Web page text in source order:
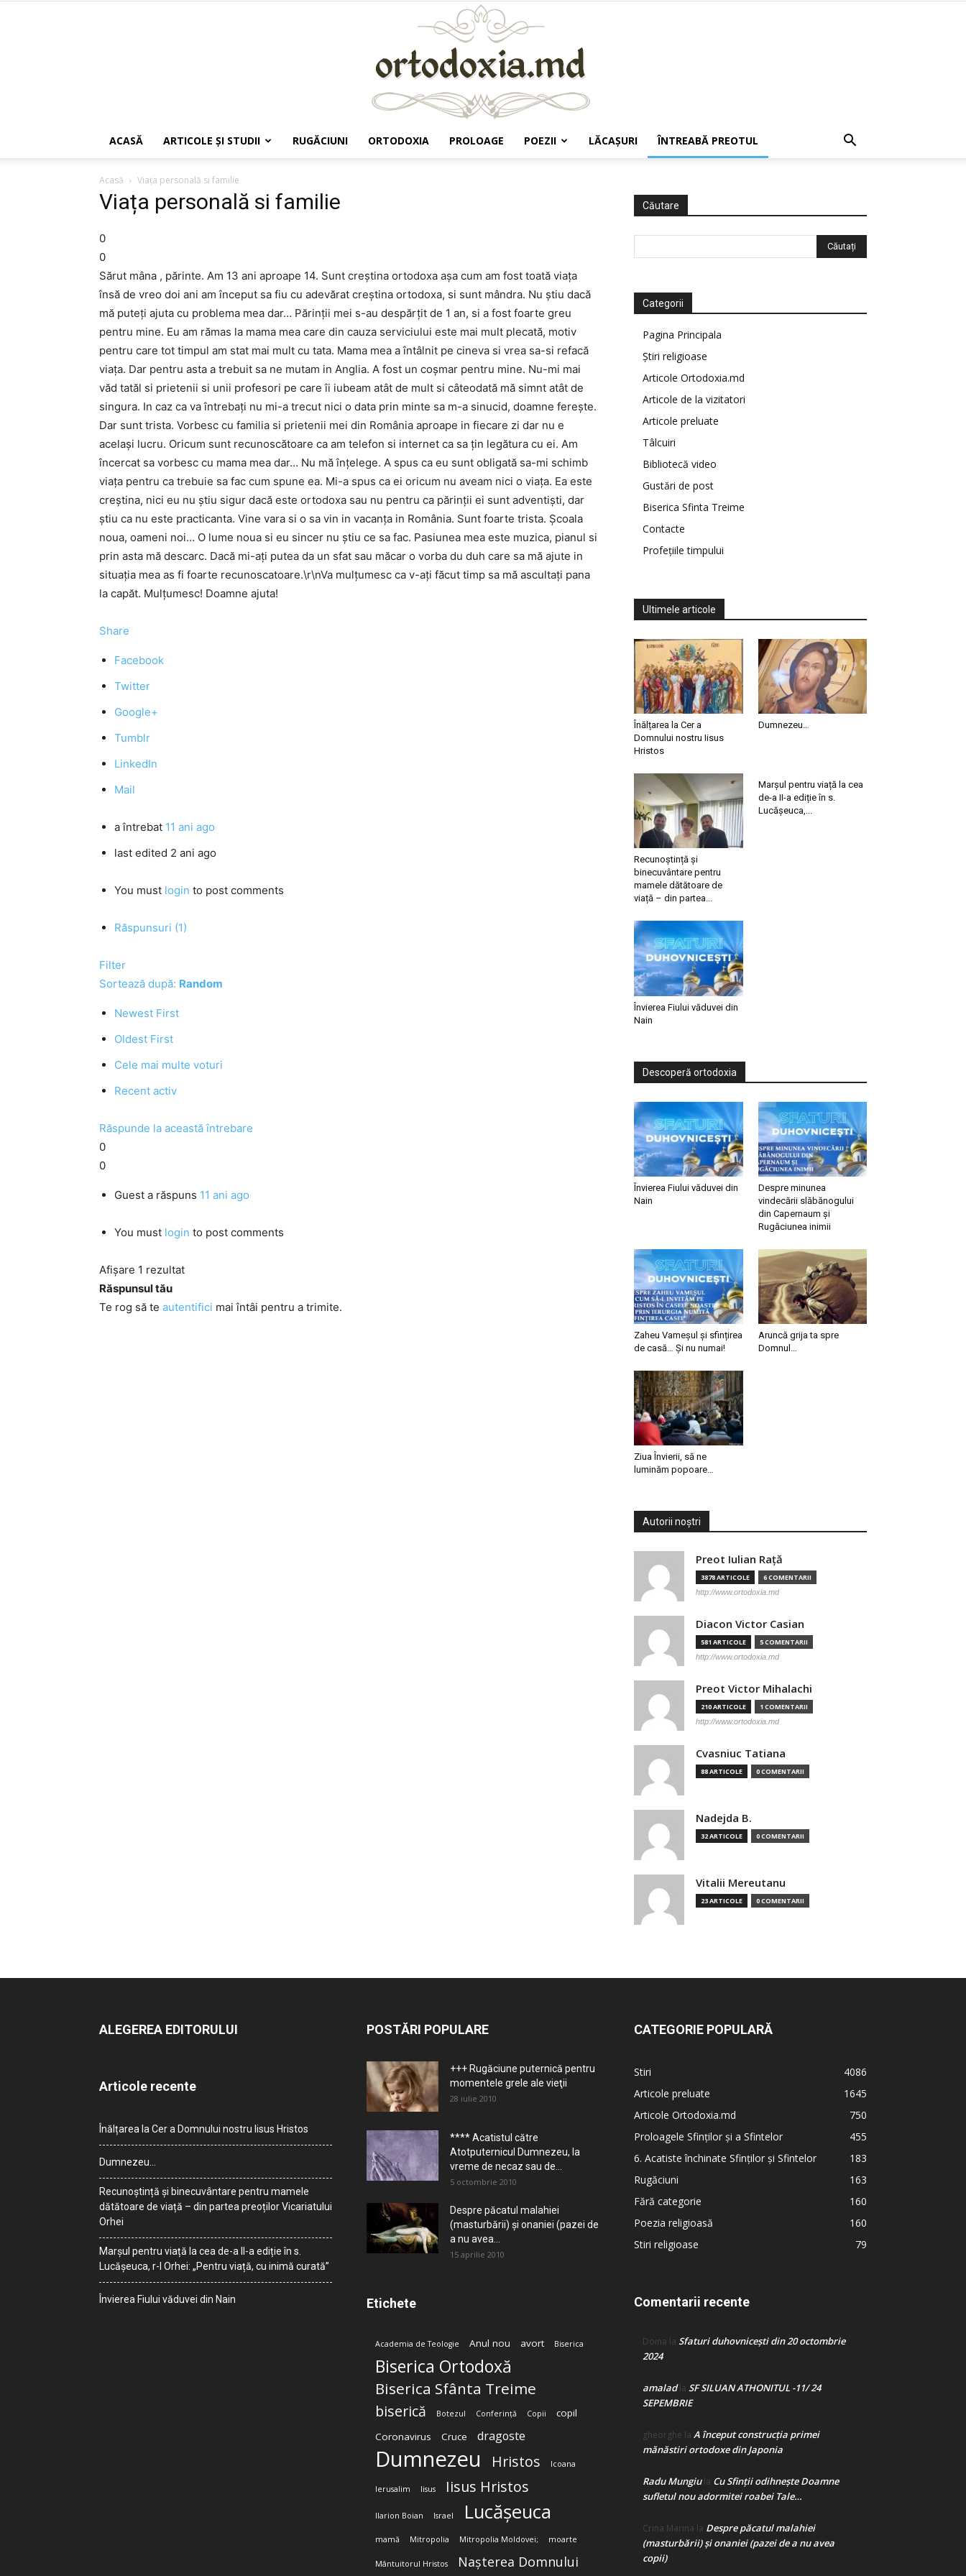
ACASĂ ARTICOLE ŞI STUDII RUGĂCIUNI ORTODOXIA PROLOAGE POEZII LĂCAŞURI ÎNTREABĂ PREOTUL
Acasă Viața personală si familie
Viața personală si familie
0
0
Sărut mâna , părinte. Am 13 ani aproape 14. Sunt creștina ortodoxa așa cum am fost toată viața
însă de vreo doi ani am început sa fiu cu adevărat creștina ortodoxa, si sunt mândra. Nu știu dacă
mă puteți ajuta cu problema mea dar… Părinții mei s-au despărțit de 1 an, si a fost foarte greu
pentru mine. Eu am rămas la mama mea care din cauza serviciului este mai mult plecată, motiv
pentru care tot timpul am stat mai mult cu tata. Mama mea a întâlnit pe cineva si vrea sa-si refacă
viața. Dar pentru asta a trebuit sa ne mutam in Anglia. A fost un coșmar pentru mine. Nu-mi mai
văd tatăl si prietenii si unii profesori pe care îi iubeam atât de mult si câteodată mă simnt atât de
singura. In caz ca va întrebați nu mi-a trecut nici o data prin minte sa m-a sinucid, doamne ferește.
Dar sunt trista. Vorbesc cu familia si prietenii mei din România aproape in fiecare zi dar nu e
același lucru. Oricum sunt recunoscătoare ca am telefon si internet ca sa țin legătura cu ei. Am
încercat sa vorbesc cu mama mea dar… Nu mă înțelege. A spus ca eu sunt obligată sa-mi schimb
viața pentru ca trebuie sa fac cum spune ea. Mi-a spus ca ei oricum nu aveam nici o viața. Ea este
creștina, nici eu nu știu sigur dacă este ortodoxa sau nu pentru ca părinții ei sunt adventiști, dar
știu ca nu este practicanta. Vine vara si o sa vin in vacanța in România. Sunt foarte trista. Școala
noua, oameni noi… O lume noua si eu sincer nu știu ce sa fac. Pasiunea mea este muzica, pianul si
prin asta mă descarc. Dacă mi-ați putea da un sfat sau măcar o vorba du duh care sa mă ajute in
situația mea as fi foarte recunoscatoare.\r\nVa mulțumesc ca v-ați făcut timp sa mă ascultați pana
la capăt. Mulțumesc! Doamne ajuta!
Share
Facebook
Twitter
Google+
Tumblr
LinkedIn
Mail
a întrebat 11 ani ago
last edited 2 ani ago
You must login to post comments
Răspunsuri (1)
Filter
Sortează după: Random
Newest First
Oldest First
Cele mai multe voturi
Recent activ
Răspunde la această întrebare
0
0
Guest a răspuns 11 ani ago
You must login to post comments
Afișare 1 rezultat
Răspunsul tău
Te rog să te autentifici mai întâi pentru a trimite.
Căutare
Categorii
Pagina Principala
Știri religioase
Articole Ortodoxia.md
Articole de la vizitatori
Articole preluate
Tâlcuiri
Bibliotecă video
Gustări de post
Biserica Sfinta Treime
Contacte
Profețiile timpului
Ultimele articole
Înălțarea la Cer a
Domnului nostru Iisus
Hristos
Dumnezeu…
Recunoștință și
binecuvântare pentru
mamele dătătoare de
viață – din partea...
Marșul pentru viață la cea
de-a II-a ediție în s.
Lucășeuca,...
Învierea Fiului văduvei din
Nain
Descoperă ortodoxia
Învierea Fiului văduvei din
Nain
Despre minunea
vindecării slăbănogului
din Capernaum și
Rugăciunea inimii
Zaheu Vameșul și sfințirea
de casă… Și nu numai!
Aruncă grija ta spre
Domnul…
Ziua Învierii, să ne
luminăm popoare…
Autorii noștri
Preot Iulian Raţă
3878 ARTICOLE 6 COMENTARII
http://www.ortodoxia.md
Diacon Victor Casian
581 ARTICOLE 5 COMENTARII
http://www.ortodoxia.md
Preot Victor Mihalachi
210 ARTICOLE 1 COMENTARII
http://www.ortodoxia.md
Cvasniuc Tatiana
88 ARTICOLE 0 COMENTARII
Nadejda B.
32 ARTICOLE 0 COMENTARII
Vitalii Mereutanu
23 ARTICOLE 0 COMENTARII
ALEGEREA EDITORULUI
Articole recente
Înălțarea la Cer a Domnului nostru Iisus Hristos
Dumnezeu…
Recunoștință și binecuvântare pentru mamele
dătătoare de viață – din partea preoților Vicariatului
Orhei
Marșul pentru viață la cea de-a II-a ediție în s.
Lucășeuca, r-l Orhei: „Pentru viață, cu inimă curată”
Învierea Fiului văduvei din Nain
POSTĂRI POPULARE
+++ Rugăciune puternică pentru
momentele grele ale vieţii
28 iulie 2010
**** Acatistul către
Atotputernicul Dumnezeu, la
vreme de necaz sau de...
5 octombrie 2010
Despre păcatul malahiei
(masturbării) şi onaniei (pazei de
a nu avea...
15 aprilie 2010
Etichete
Academia de Teologie Anul nou avort Biserica
Biserica Ortodoxă
Biserica Sfânta Treime
biserică Botezul Conferință Copii
copil
Coronavirus
Cruce dragoste
Dumnezeu Hristos Icoana
Ierusalim Iisus Iisus Hristos
Ilarion Boian Israel Lucășeuca
mamă Mitropolia Mitropolia Moldovei; moarte
Mântuitorul Hristos Nașterea Domnului
CATEGORIE POPULARĂ
Stiri
4086
Articole preluate
1645
Articole Ortodoxia.md
750
Proloagele Sfinților și a Sfintelor
455
6. Acatiste închinate Sfinților și Sfintelor
183
Rugăciuni
163
Fără categorie
160
Poezia religioasă
160
Stiri religioase
79
Comentarii recente
Doina la Sfaturi duhovnicești din 20 octombrie
2024
amaladla SF SILUAN ATHONITUL -11/ 24
SEPEMBRIE
gheorghe la A început construcţia primei
mănăstiri ortodoxe din Japonia
Radu Mungiula Cu Sfinții odihnește Doamne
sufletul nou adormitei roabei Tale…
Crina Marina la Despre păcatul malahiei
(masturbării) şi onaniei (pazei de a nu avea
copii)